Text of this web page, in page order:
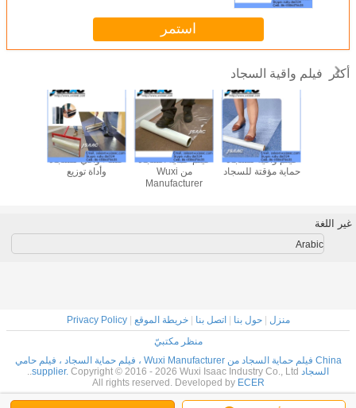
استمر
أكثر فيلم واقية السجاد
فيلم واقية السجاد
اللاصق
فيلم واقية السجاد
المغلفة اللاصق
فيلم واقية السجاد
غير اللغة
Arabic
منزل |حول بنا |اتصل بنا |خريطة الموقع |
Privacy Policy
منظر مكتبيّ
China فيلم حماية السجاد من Wuxi Manufacturer ، فيلم حماية السجاد ، فيلم حامي
السجاد supplier. Copyright © 2016 - 2026 Wuxi Isaac Industry Co., Ltd..
All rights reserved. Developed by ECER